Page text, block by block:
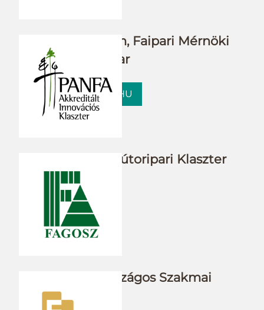
Soproni Egyetem, Faipari Mérnöki
és Kreatívipari kar
FMK.UNI-SOPRON.HU
Pannon Fa- és Bútoripari Klaszter
PANFA
WWW.PANFA.HU
Fagazdasági Országos Szakmai
Szövetség